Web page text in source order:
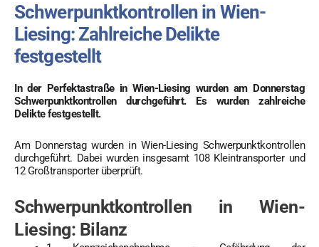
Schwerpunktkontrollen in Wien-
Liesing: Zahlreiche Delikte
festgestellt
In der Perfektastraße in Wien-Liesing wurden am Donnerstag
Schwerpunktkontrollen durchgeführt. Es wurden zahlreiche
Delikte festgestellt.
Am Donnerstag wurden in Wien-Liesing Schwerpunktkontrollen
durchgeführt. Dabei wurden insgesamt 108 Kleintransporter und
12 Großtransporter überprüft.
Schwerpunktkontrollen in Wien-
Liesing: Bilanz